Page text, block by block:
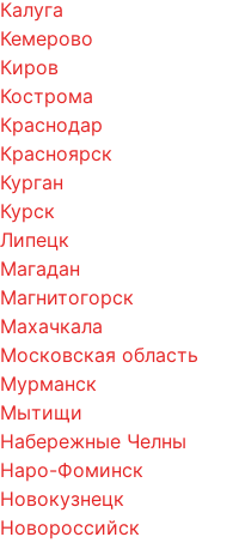
Калуга
Кемерово
Киров
Кострома
Краснодар
Красноярск
Курган
Курск
Липецк
Магадан
Магнитогорск
Махачкала
Московская область
Мурманск
Мытищи
Набережные Челны
Наро-Фоминск
Новокузнецк
Новороссийск